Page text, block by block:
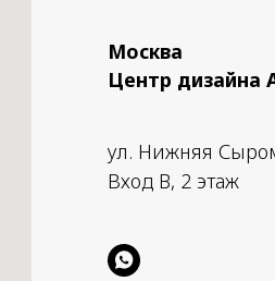
Москва
Центр дизайна
ул. Нижняя
Вход B, 2 этаж